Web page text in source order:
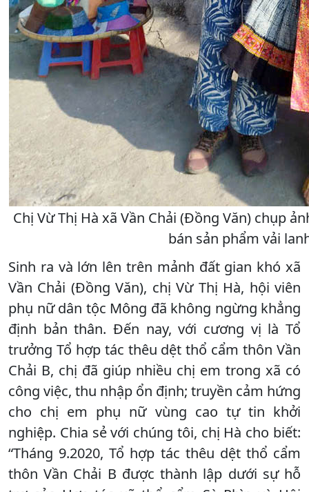
Chị Vừ Thị Hà xã Vần Chải (Đồng Văn) chụp
bán sản phẩm vải
Sinh ra và lớn lên trên mảnh đất gian khó xã
Vần Chải (Đồng Văn), chị Vừ Thị Hà, hội viên
phụ nữ dân tộc Mông đã không ngừng khẳng
định bản thân. Đến nay, với cương vị là Tổ
trưởng Tổ hợp tác thêu dệt thổ cẩm thôn Vần
Chải B, chị đã giúp nhiều chị em trong xã có
công việc, thu nhập ổn định; truyền cảm hứng
cho chị em phụ nữ vùng cao tự tin khởi
nghiệp. Chia sẻ với chúng tôi, chị Hà cho biết:
“Tháng 9.2020, Tổ hợp tác thêu dệt thổ cẩm
thôn Vần Chải B được thành lập dưới sự hỗ